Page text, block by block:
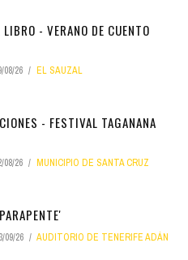
- VERANO DE CUENTO
08/26 EL SAUZAL
- FESTIVAL TAGANANA
08/26 MUNICIPIO DE SANTA CRUZ
09/26
AUDITORIO DE TENERIFE ADÁN